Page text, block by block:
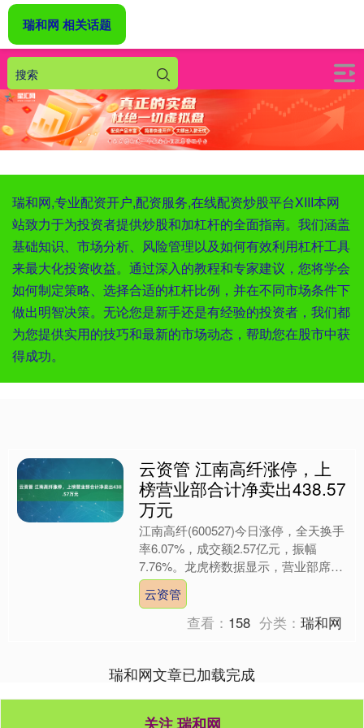
瑞和网,专业配资开户,配资服务,在线配资炒股平台XIII‌本网
站致力于为投资者提供炒股和加杠杆的全面指南。我们涵盖
基础知识、市场分析、风险管理以及如何有效利用杠杆工具
来最大化投资收益。通过深入的教程和专家建议，您将学会
如何制定策略、选择合适的杠杆比例，并在不同市场条件下
做出明智决策。无论您是新手还是有经验的投资者，我们都
为您提供实用的技巧和最新的市场动态，帮助您在股市中获
得成功。
瑞和网 相关话题
云资管 江南高纤涨停，上
榜营业部合计净卖出438.57
万元
江南高纤(600527)今日涨停，全天换手
率6.07%，成交额2.57亿元，振幅
7.76%。龙虎榜数据显示，营业部席位
合计净卖出438.57万元。 上交所公开
信....
云资管
查看： 158 分类：瑞和网
瑞和网文章已加载完成